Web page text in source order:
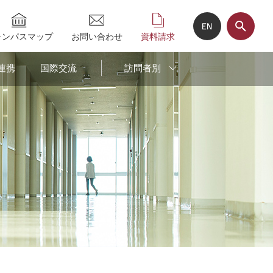
ンパスマップ お問い合わせ 資料請求
携 国際交流 訪問者別